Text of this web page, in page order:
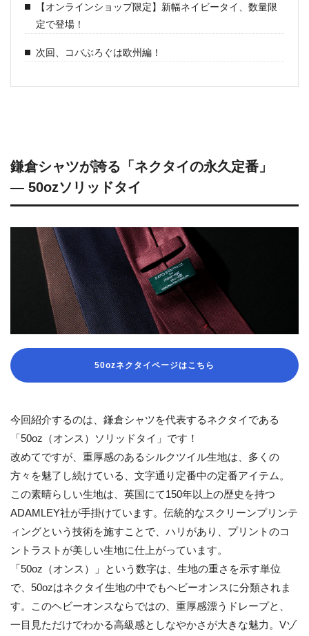
【オンラインショップ限定】新幅ネイビータイ、数量限
定で登場！
次回、コバぶろぐは欧州編！
鎌倉シャツが誇る「ネクタイの永久定番」
― 50ozソリッドタイ
50ozネクタイページはこちら
今回紹介するのは、鎌倉シャツを代表するネクタイである
「50oz（オンス）ソリッドタイ」です！
改めてですが、重厚感のあるシルクツイル生地は、多くの
方々を魅了し続けている、文字通り定番中の定番アイテム。
この素晴らしい生地は、英国にて150年以上の歴史を持つ
ADAMLEY社が手掛けています。伝統的なスクリーンプリンテ
ィングという技術を施すことで、ハリがあり、プリントのコ
ントラストが美しい生地に仕上がっています。
「50oz（オンス）」という数字は、生地の重さを示す単位
で、50ozはネクタイ生地の中でもヘビーオンスに分類されま
す。このヘビーオンスならではの、重厚感漂うドレープと、
一目見ただけでわかる高級感としなやかさが大きな魅力。Vゾ